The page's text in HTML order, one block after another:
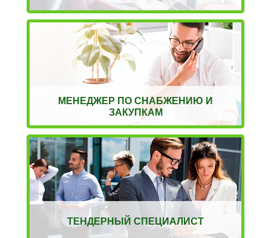
МЕНЕДЖЕР ПО СНАБЖЕНИЮ И
ЗАКУПКАМ
ТЕНДЕРНЫЙ СПЕЦИАЛИСТ